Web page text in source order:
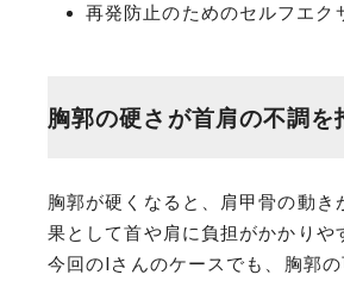
再発防止のためのセルフエク
胸郭の硬さが首肩の不調を
胸郭が硬くなると、肩甲骨の動き
果として首や肩に負担がかかりや
今回のIさんのケースでも、胸郭